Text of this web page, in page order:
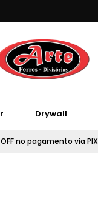
Drywall
no pagamento via PIX